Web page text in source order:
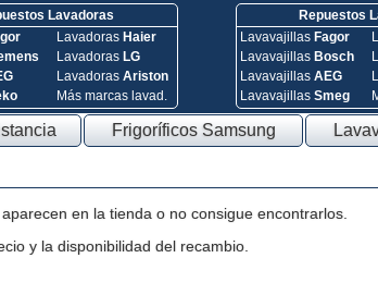
Lavadoras
Lavadoras Haier
Lavadoras LG
Lavadoras Ariston
Más marcas lavad.
Repuestos
Lavavajillas Fagor
Lavavajillas Bosch
Lavavajillas AEG
Lavavajillas Smeg
Frigoríficos Samsung
en la tienda o no consigue encontrarlos.
y la disponibilidad del recambio.